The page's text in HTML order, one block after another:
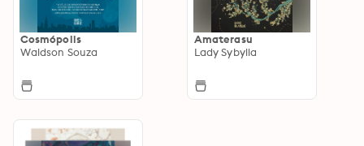
Cosmópolis
Waldson Souza
Amaterasu
Lady Sybylla